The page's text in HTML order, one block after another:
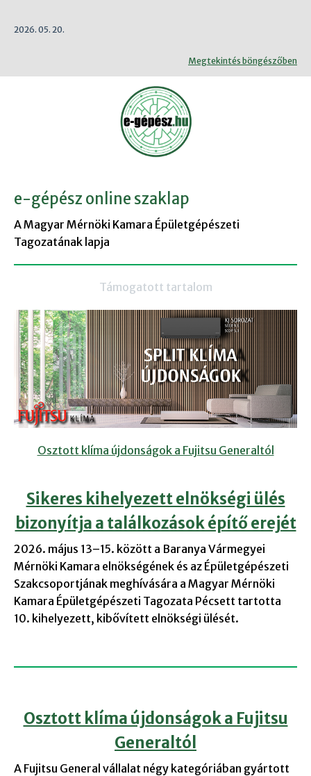
2026. 05. 20.
Megtekintés böngészőben
e-gépész online szaklap
A Magyar Mérnöki Kamara Épületgépészeti
Tagozatának lapja
Támogatott tartalom
Osztott klíma újdonságok a Fujitsu Generaltól
Sikeres kihelyezett elnökségi ülés
bizonyítja a találkozások építő erejét
2026. május 13–15. között a Baranya Vármegyei
Mérnöki Kamara elnökségének és az Épületgépészeti
Szakcsoportjának meghívására a Magyar Mérnöki
Kamara Épületgépészeti Tagozata Pécsett tartotta
10. kihelyezett, kibővített elnökségi ülését.
Osztott klíma újdonságok a Fujitsu
Generaltól
A Fujitsu General vállalat négy kategóriában gyártott